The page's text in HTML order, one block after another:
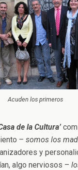
Acuden los primeros
de la Cultura’
– somos los
y
algo nerviosos –